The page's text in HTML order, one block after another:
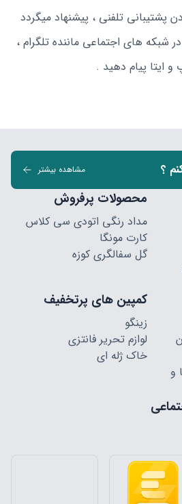
پشتیبانی تلفنی ، پیشنهاد میگردد
شبکه های اجتماعی ماننده تلگرام ،
و ایتا پیام دهید .
؟ مشاهده بیشتر
محصولات پرفروش
مداد رنگی اتودی سی کلاس
کارت مونگا
گل سفالگری کوزه
و
کمپین های پرتخفیف
زینگو
لوازم تحریر فانتزی
خاک ژله ای